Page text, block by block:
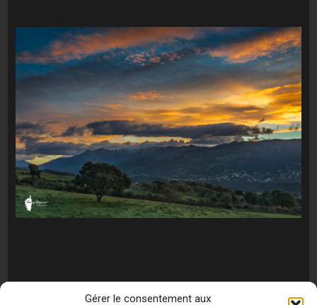
Gérer le consentement aux